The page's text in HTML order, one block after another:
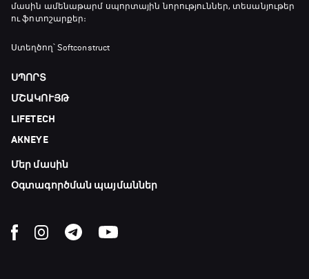
մասին ամենաթարմ սպորտային նորություններ, տեսանյութեր
ու ֆոտոշարքեր։
Ստեղծող՝ Softconstruct
ՍՊՈՐՏ
ՄՇԱԿՈՒՅԹ
LIFETECH
AKNEYE
Մեր մասին
Օգտագործման պայմաններ